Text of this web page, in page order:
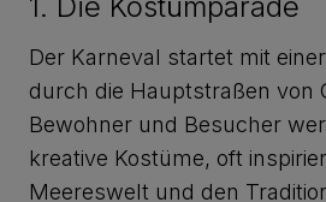
Der Karneval startet mit
durch die Hauptstraßen von
Bewohner und Besucher
kreative Kostüme, oft
Meereswelt und den